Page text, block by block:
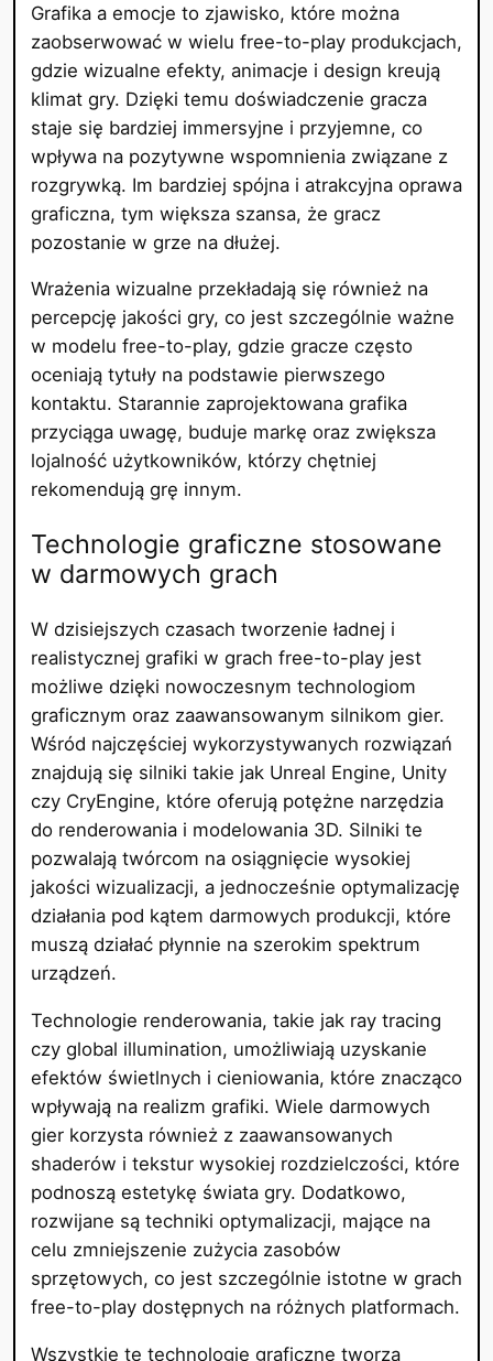
Grafika a emocje to zjawisko, które można
zaobserwować w wielu free-to-play produkcjach,
gdzie wizualne efekty, animacje i design kreują
klimat gry. Dzięki temu doświadczenie gracza
staje się bardziej immersyjne i przyjemne, co
wpływa na pozytywne wspomnienia związane z
rozgrywką. Im bardziej spójna i atrakcyjna oprawa
graficzna, tym większa szansa, że gracz
pozostanie w grze na dłużej.
Wrażenia wizualne przekładają się również na
percepcję jakości gry, co jest szczególnie ważne
w modelu free-to-play, gdzie gracze często
oceniają tytuły na podstawie pierwszego
kontaktu. Starannie zaprojektowana grafika
przyciąga uwagę, buduje markę oraz zwiększa
lojalność użytkowników, którzy chętniej
rekomendują grę innym.
Technologie graficzne stosowane
w darmowych grach
W dzisiejszych czasach tworzenie ładnej i
realistycznej grafiki w grach free-to-play jest
możliwe dzięki nowoczesnym technologiom
graficznym oraz zaawansowanym silnikom gier.
Wśród najczęściej wykorzystywanych rozwiązań
znajdują się silniki takie jak Unreal Engine, Unity
czy CryEngine, które oferują potężne narzędzia
do renderowania i modelowania 3D. Silniki te
pozwalają twórcom na osiągnięcie wysokiej
jakości wizualizacji, a jednocześnie optymalizację
działania pod kątem darmowych produkcji, które
muszą działać płynnie na szerokim spektrum
urządzeń.
Technologie renderowania, takie jak ray tracing
czy global illumination, umożliwiają uzyskanie
efektów świetlnych i cieniowania, które znacząco
wpływają na realizm grafiki. Wiele darmowych
gier korzysta również z zaawansowanych
shaderów i tekstur wysokiej rozdzielczości, które
podnoszą estetykę świata gry. Dodatkowo,
rozwijane są techniki optymalizacji, mające na
celu zmniejszenie zużycia zasobów
sprzętowych, co jest szczególnie istotne w grach
free-to-play dostępnych na różnych platformach.
Wszystkie te technologie graficzne tworzą